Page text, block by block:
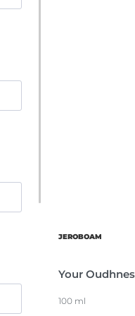
JEROBOAM
Your
100 ml